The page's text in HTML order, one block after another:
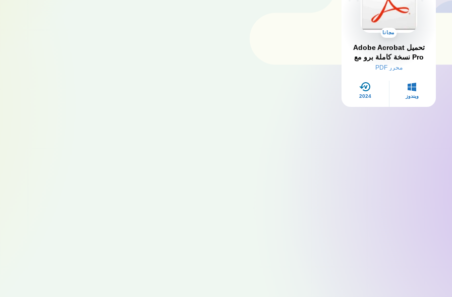
مجانا
تحميل Adobe Acrobat
Pro نسخة كاملة برو مع
التفعيل 2024
محرر PDF
ويندوز 2024